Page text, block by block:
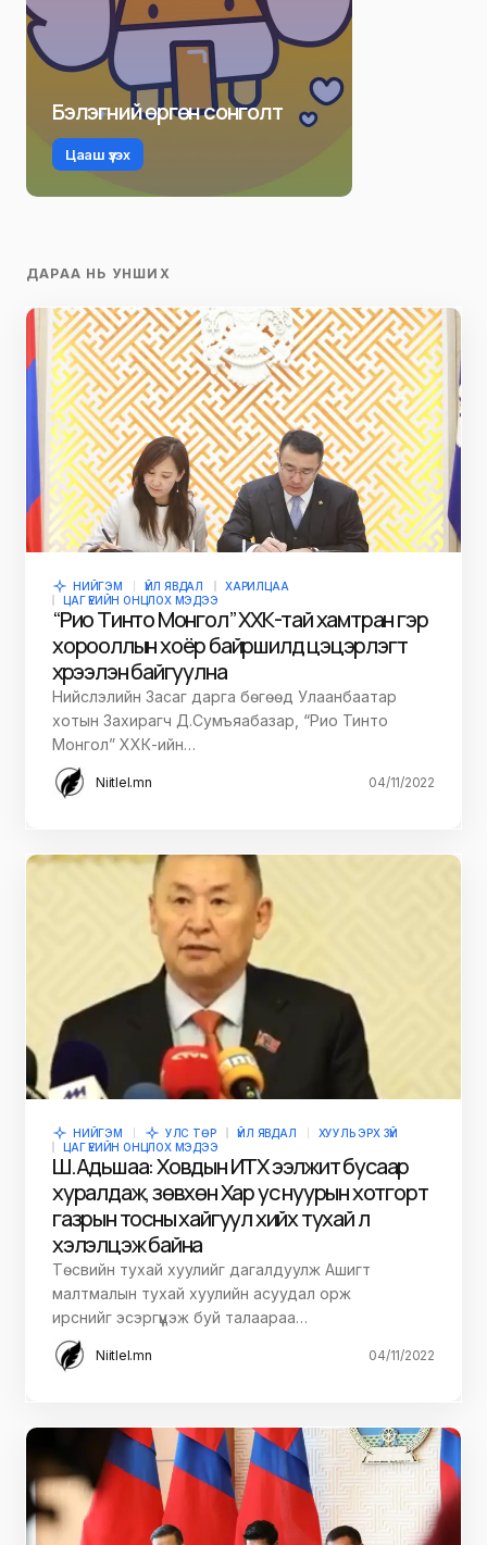
Бэлэгний өргөн сонголт
Цааш үзэх
ДАРАА НЬ УНШИХ
НИЙГЭМ ҮЙЛ ЯВДАЛ
ХАРИЛЦАА
ЦАГ ҮЕИЙН ОНЦЛОХ МЭДЭЭ
“Рио Тинто Монгол” ХХК-тай хамтран гэр
хорооллын хоёр байршилд цэцэрлэгт
хүрээлэн байгуулна
Нийслэлийн Засаг дарга бөгөөд Улаанбаатар
хотын Захирагч Д.Сумъяабазар, “Рио Тинто
Монгол” ХХК-ийн…
Niitlel.mn 04/11/2022
НИЙГЭМ УЛС ТӨР ҮЙЛ ЯВДАЛ
ХУУЛЬ ЭРХ ЗҮЙ
ЦАГ ҮЕИЙН ОНЦЛОХ МЭДЭЭ
Ш.Адьшаа: Ховдын ИТХ ээлжит бусаар
хуралдаж, зөвхөн Хар ус нуурын хотгорт
газрын тосны хайгуул хийх тухай л
хэлэлцэж байна
Төсвийн тухай хуулийг дагалдуулж Ашигт
малтмалын тухай хуулийн асуудал орж
ирснийг эсэргүүцэж буй талаараа…
Niitlel.mn 04/11/2022